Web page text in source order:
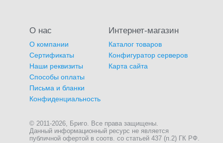
О нас
О компании
Сертификаты
Наши реквизиты
Способы оплаты
Письма и бланки
Конфиденциальность
Интернет-магазин
Каталог товаров
Конфигуратор серверов
Карта сайта
© 2011-2026, Бриго. Все права защищены.
Данный информационный ресурс не является
публичной офертой в соотв. со статьей 437 (п.2) ГК РФ.